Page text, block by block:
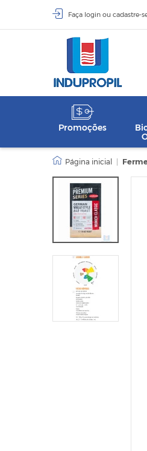
Faça login ou cadastre-
Promoções